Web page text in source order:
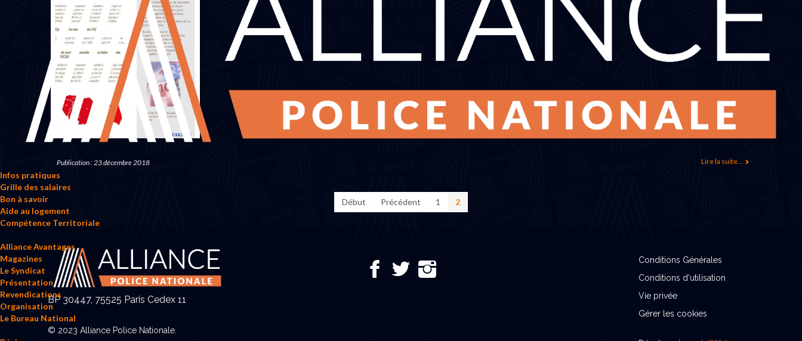
Infos pratiques
Grille des salaires
Bon à savoir
Aide au logement
Compétence Territoriale
Alliance Avantages
Magazines
Le Syndicat
Présentation
Revendications
Organisation
Le Bureau National
Publication : 23 décembre 2018 Lire la suite...
Début Précédent 1 2
BP 30447, 75525 Paris Cedex 11
© 2023 Alliance Police Nationale.
Conditions Générales
Conditions d'utilisation
Vie privée
Gérer les cookies